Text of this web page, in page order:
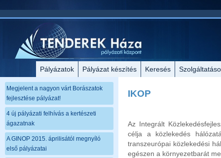
Pályázatok Pályázat készítés Keresés
Megjelent a nagyon várt Borászatok
fejlesztése pályázat!
4 új pályázati felhívás a kertészeti
ágazatnak
A GINOP 2015. áprilisától megnyíló
első pályázatai
IKOP
Az Integrált
célja a közlekedés
transzeurópai közlekedési
egészen a környezetbarát